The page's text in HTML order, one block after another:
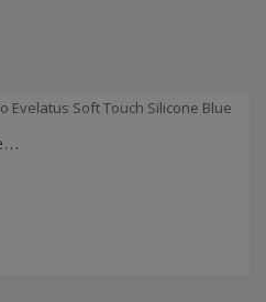
H
uawei P40 Capa de Proteção Evelatus Soft Touch Silicone Blue